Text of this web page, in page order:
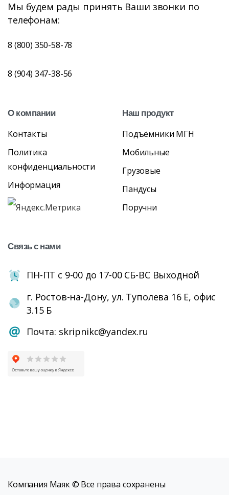
Мы будем рады принять Ваши звонки по
телефонам:
8 (800) 350-58-78
8 (904) 347-38-56
Окомпании
Контакты
Политика
конфиденциальности
Информация
Наш продукт
Подъёмники МГН
Мобильные
Грузовые
Пандусы
Поручни
Связьснами
ПН-ПТ с 9-00 до 17-00 СБ-ВС Выходной
г. Ростов-на-Дону, ул. Туполева 16 Е, офис
3.15 Б
Почта: skripnikc@yandex.ru
Компания Маяк © Все права сохранены